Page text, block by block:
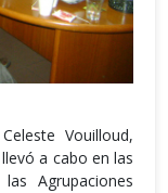
Vouilloud,
a cabo en las
Agrupaciones